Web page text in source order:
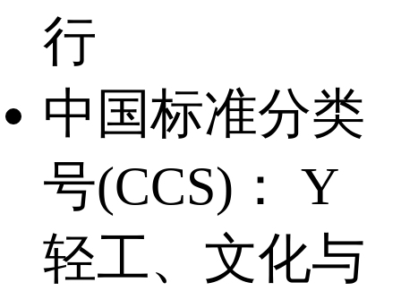
行
中国标准分类
号(CCS)：
Y
轻工、文化与